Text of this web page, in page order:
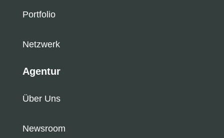
Portfolio
Netzwerk
Agentur
Über Uns
Newsroom